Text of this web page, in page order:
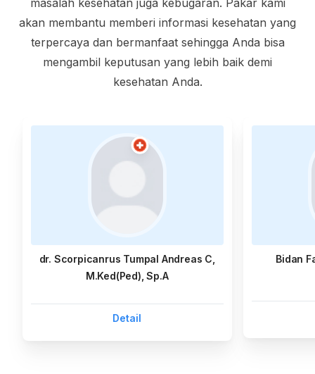
masalah kesehatan juga kebugaran. Pakar kami
akan membantu memberi informasi kesehatan yang
terpercaya dan bermanfaat sehingga Anda bisa
mengambil keputusan yang lebih baik demi
kesehatan Anda.
dr. Scorpicanrus Tumpal Andreas C,
M.Ked(Ped), Sp.A
Detail
Bidan